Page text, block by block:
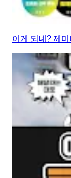
이게 되네? 제